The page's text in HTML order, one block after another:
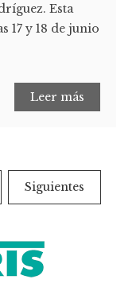
Esta
17 y 18 de junio
Leer más
Siguientes